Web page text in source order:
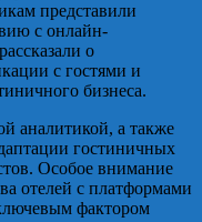
представили
с онлайн-
о
с гостями и
бизнеса.
аналитикой, а также
гостиничных
Особое внимание
отелей с платформами
фактором